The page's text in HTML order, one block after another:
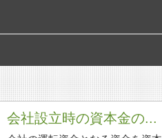
会社設立時の資本金の...